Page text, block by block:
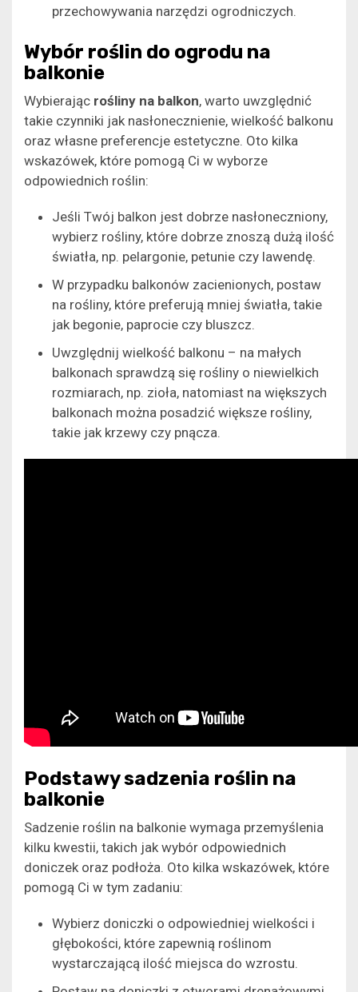
przechowywania narzędzi ogrodniczych.
Wybór roślin do ogrodu na
balkonie
Wybierając rośliny na balkon, warto uwzględnić
takie czynniki jak nasłonecznienie, wielkość balkonu
oraz własne preferencje estetyczne. Oto kilka
wskazówek, które pomogą Ci w wyborze
odpowiednich roślin:
Jeśli Twój balkon jest dobrze nasłoneczniony,
wybierz rośliny, które dobrze znoszą dużą ilość
światła, np. pelargonie, petunie czy lawendę.
W przypadku balkonów zacienionych, postaw
na rośliny, które preferują mniej światła, takie
jak begonie, paprocie czy bluszcz.
Uwzględnij wielkość balkonu – na małych
balkonach sprawdzą się rośliny o niewielkich
rozmiarach, np. zioła, natomiast na większych
balkonach można posadzić większe rośliny,
takie jak krzewy czy pnącza.
Podstawy sadzenia roślin na
balkonie
Sadzenie roślin na balkonie wymaga przemyślenia
kilku kwestii, takich jak wybór odpowiednich
doniczek oraz podłoża. Oto kilka wskazówek, które
pomogą Ci w tym zadaniu:
Wybierz doniczki o odpowiedniej wielkości i
głębokości, które zapewnią roślinom
wystarczającą ilość miejsca do wzrostu.